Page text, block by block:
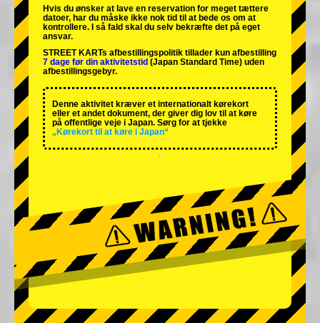
Hvis du ønsker at lave en reservation for meget tættere
datoer, har du måske ikke nok tid til at bede os om at
kontrollere. I så fald skal du selv bekræfte det på eget
ansvar.
STREET KARTs afbestillingspolitik tillader kun afbestilling
7 dage før din aktivitetstid (Japan Standard Time) uden
afbestillingsgebyr.
Denne aktivitet kræver et internationalt kørekort
eller et andet dokument, der giver dig lov til at køre
på offentlige veje i Japan. Sørg for at tjekke
„Kørekort til at køre i Japan“